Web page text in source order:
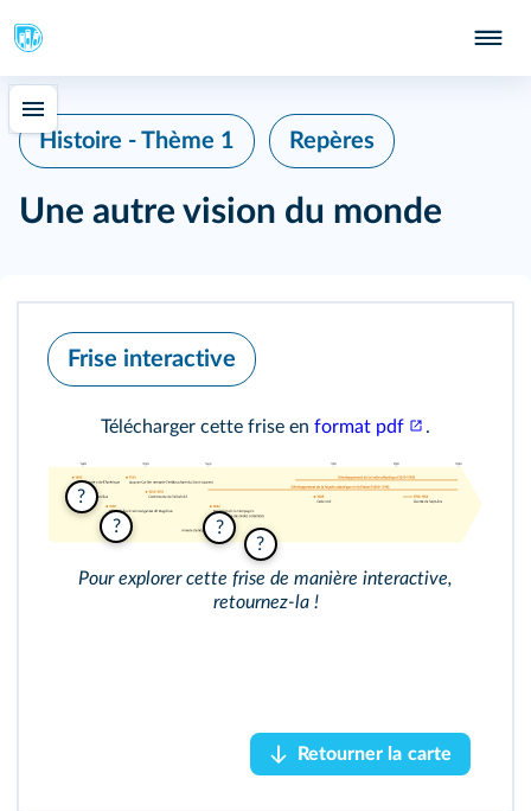
Histoire - Thème 1 Repères
Une autre vision du monde
Frise interactive
Télécharger cette frise en format pdf .
?
?
?
?
Pour explorer cette frise de manière interactive,
retournez‑la !
Retourner la carte
Frise interactive
Une autre vision du monde
Retourner la carte